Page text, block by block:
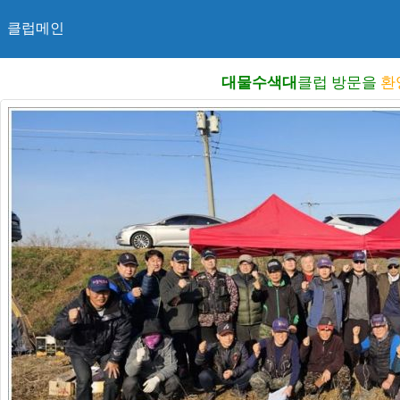
클럽메인
대물수색대 클럽 방문을 환